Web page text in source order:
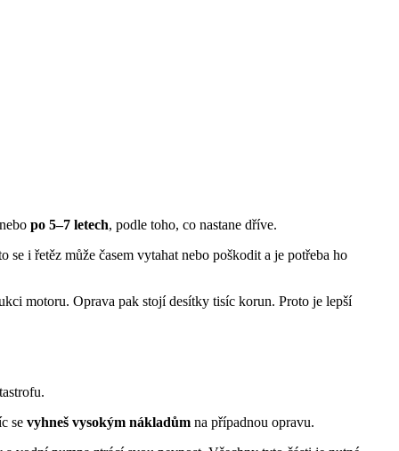
nebo po 5–7 letech, podle toho, co nastane dříve.
i řetěz může časem vytahat nebo poškodit a je potřeba ho
motoru. Oprava pak stojí desítky tisíc korun. Proto je lepší
se vyhneš vysokým nákladům na případnou opravu.